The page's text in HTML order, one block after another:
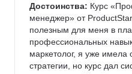
Достоинства: Курс
менеджер» от
полезным для меня в
профессиональных
маркетолог, я уже имела
стратегии, но курс дал